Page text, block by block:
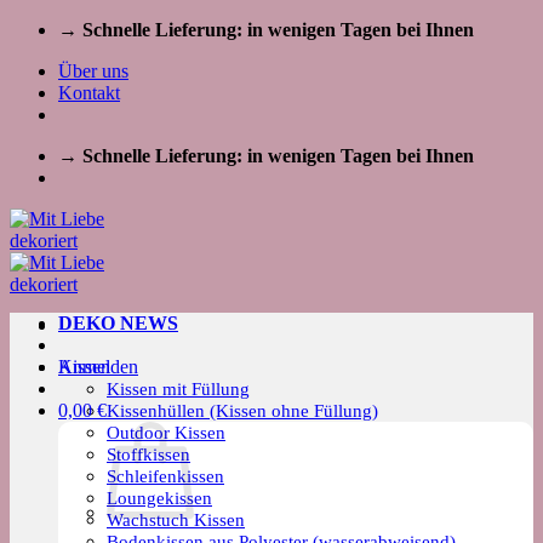
Zum
springen
→ Schnelle Lieferung: in wenigen Tagen bei Ihnen
Über uns
Kontakt
→ Schnelle Lieferung: in wenigen Tagen bei Ihnen
Kissen
Kissen mit Füllung
Kissenhüllen (Kissen ohne Füllung)
Outdoor Kissen
Stoffkissen
Schleifenkissen
Loungekissen
Wachstuch Kissen
DEKO NEWS
Anmelden
0,00€